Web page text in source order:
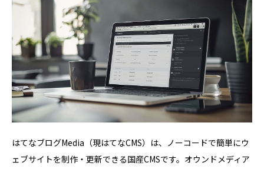
はてなブログMedia（現はてなCMS）は、ノーコードで簡単にウ
ェブサイトを制作・更新できる国産CMSです。オウンドメディア